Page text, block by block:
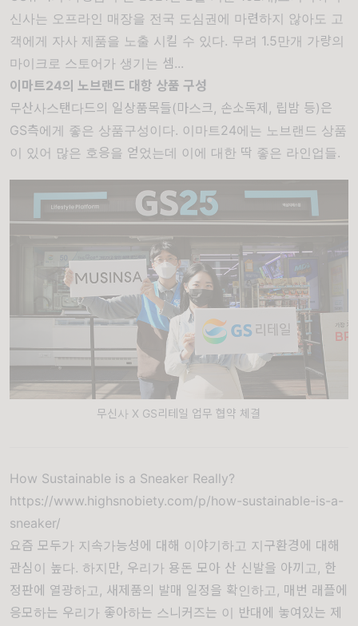
신사는 오프라인 매장을 전국 도심권에 마련하지 않아도 고
객에게 자사 제품을 노출 시킬 수 있다. 무려 1.5만개 가량의
마이크로 스토어가 생기는 셈...
이마트24의 노브랜드 대항 상품 구성
무산사스탠다드의 일상품목들(마스크, 손소독제, 립밤 등)은
GS측에게 좋은 상품구성이다. 이마트24에는 노브랜드 상품
이 있어 많은 호응을 얻었는데 이에 대한 딱 좋은 라인업들.
무신사 X GS리테일 업무 협약 체결
How Sustainable is a Sneaker Really?
https://www.highsnobiety.com/p/how-sustainable-is-a-
sneaker/
요즘 모두가 지속가능성에 대해 이야기하고 지구환경에 대해
관심이 높다. 하지만, 우리가 용돈 모아 산 신발을 아끼고, 한
정판에 열광하고, 새제품의 발매 일정을 확인하고, 매번 래플에
응모하는 우리가 좋아하는 스니커즈는 이 반대에 놓여있는 제